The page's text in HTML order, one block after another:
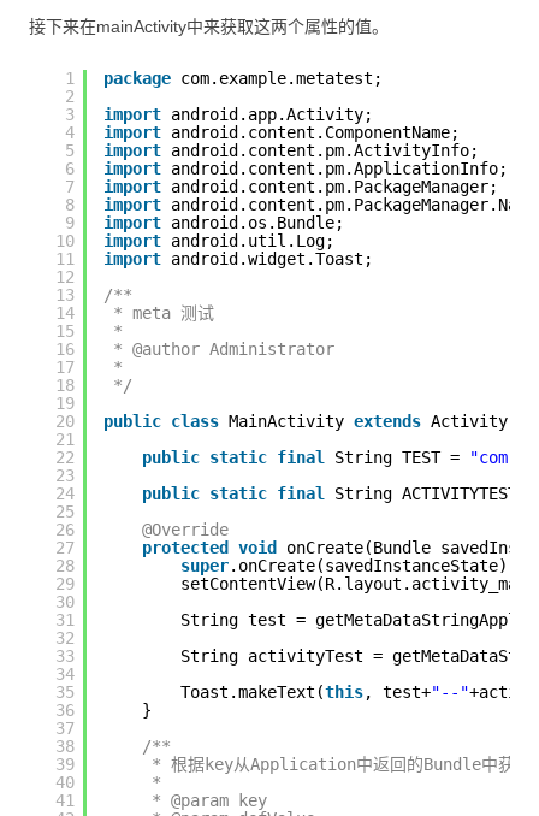
接下来在mainActivity中来获取这两个属性的值。
1
2
3
4
5
6
7
8
9
10
11
12
13
14
15
16
17
18
19
20
21
22
23
24
25
26
27
28
29
30
31
32
33
34
35
36
37
38
39
40
41
package com.example.metatest;
import android.app.Activity;
import android.content.ComponentName;
import android.content.pm.ActivityInfo;
import android.content.pm.ApplicationInfo;
import android.content.pm.PackageManager;
import
import android.os.Bundle;
import android.util.Log;
import android.widget.Toast;
/**
* meta 测试
*
* @author Administrator
*
*/
public class MainActivity extends Activity {
public static final String TEST =
public static final
String
@Override
protected
void
onCreate(Bundle
super.onCreate(savedInstanceState);
String test =
String activityTest =
Toast.makeText(this, test+"--"
}
/**
* 根据key从Application中返回的Bundle中获取
*
* @param key